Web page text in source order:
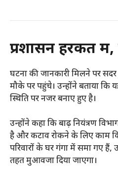
प्रशासन हरकत में,
घटना की जानकारी मिलने पर
मौके पर पहुंचे। उन्होंने बताया कि
स्थिति पर नजर बनाए हुए है।
उन्होंने कहा कि बाढ़ नियंत्रण
है और कटाव रोकने के लिए काम
परिवारों के घर गंगा में समा गए हैं,
तहत मुआवजा दिया जाएगा।